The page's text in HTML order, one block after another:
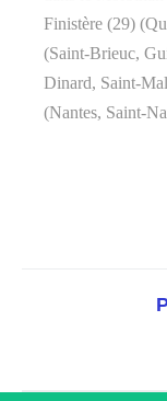
Finistère (29)
(Saint-Brieuc,
Dinard, Saint-
(Nantes, Saint-